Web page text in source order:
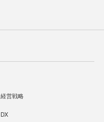
経営戦略
DX